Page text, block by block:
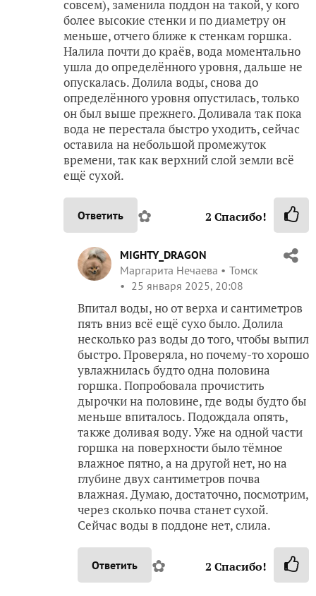
совсем), заменила поддон на такой, у кого
более высокие стенки и по диаметру он
меньше, отчего ближе к стенкам горшка.
Налила почти до краёв, вода моментально
ушла до определённого уровня, дальше не
опускалась. Долила воды, снова до
определённого уровня опустилась, только
он был выше прежнего. Доливала так пока
вода не перестала быстро уходить, сейчас
оставила на небольшой промежуток
времени, так как верхний слой земли всё
ещё сухой.
Ответить ✿ 2 Спасибо!
MIGHTY_DRAGON
Маргарита Нечаева
Томск
25 января 2025, 20:08
Впитал воды, но от верха и сантиметров
пять вниз всё ещё сухо было. Долила
несколько раз воды до того, чтобы выпил
быстро. Проверяла, но почему-то хорошо
увлажнилась будто одна половина
горшка. Попробовала прочистить
дырочки на половине, где воды будто бы
меньше впиталось. Подождала опять,
также доливая воду. Уже на одной части
горшка на поверхности было тёмное
влажное пятно, а на другой нет, но на
глубине двух сантиметров почва
влажная. Думаю, достаточно, посмотрим,
через сколько почва станет сухой.
Сейчас воды в поддоне нет, слила.
Ответить ✿ 2 Спасибо!